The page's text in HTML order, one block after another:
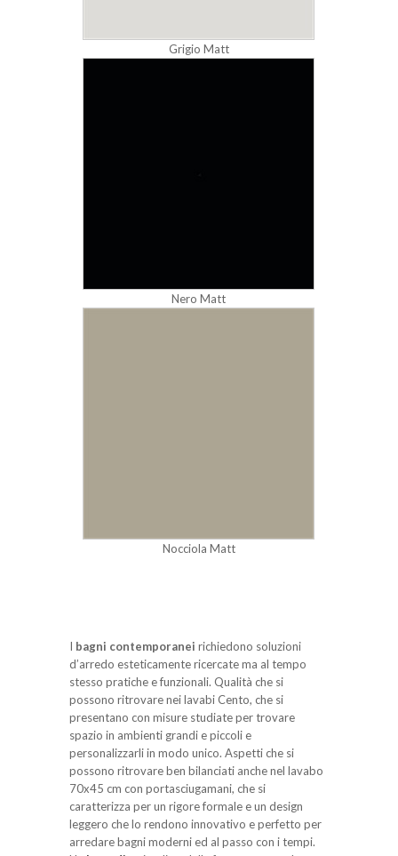
Grigio Matt
Nero Matt
Nocciola Matt
I bagni contemporanei richiedono soluzioni
d’arredo esteticamente ricercate ma al tempo
stesso pratiche e funzionali. Qualità che si
possono ritrovare nei lavabi Cento, che si
presentano con misure studiate per trovare
spazio in ambienti grandi e piccoli e
personalizzarli in modo unico. Aspetti che si
possono ritrovare ben bilanciati anche nel lavabo
70x45 cm con portasciugamani, che si
caratterizza per un rigore formale e un design
leggero che lo rendono innovativo e perfetto per
arredare bagni moderni ed al passo con i tempi.